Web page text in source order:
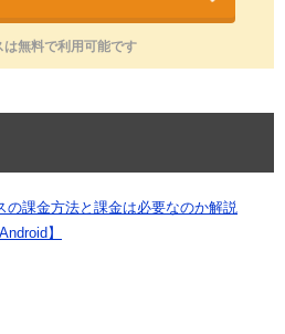
無料で利用可能です
の課金方法と課金は必要なのか解説
】